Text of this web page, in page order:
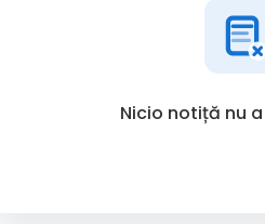
Nicio notiță nu